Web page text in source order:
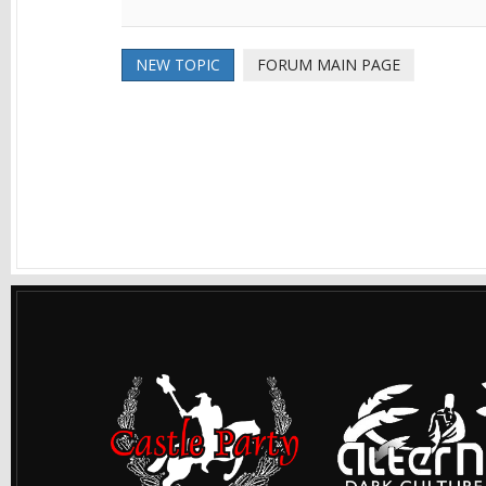
NEW TOPIC FORUM MAIN PAGE